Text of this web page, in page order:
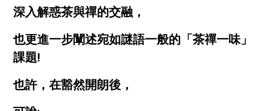
深入解惑茶與禪的交融，
也更進一步闡述宛如謎語一般的「茶禪一味」
課題!
也許，在豁然開朗後，